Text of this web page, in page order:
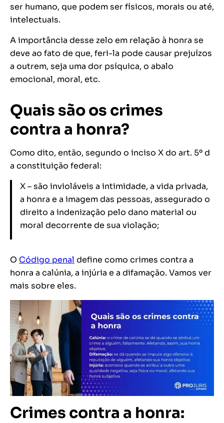
ser humano, que podem ser físicos, morais ou até,
intelectuais.
A importância desse zelo em relação à honra se
deve ao fato de que, feri-la pode causar prejuízos
a outrem, seja uma dor psíquica, o abalo
emocional, moral, etc.
Quais são os crimes
contra a honra?
Como dito, então, segundo o inciso X do art. 5º d
a constituição federal:
X – são invioláveis a intimidade, a vida privada,
a honra e a imagem das pessoas, assegurado o
direito a indenização pelo dano material ou
moral decorrente de sua violação;
O Código penal define como crimes contra a
honra a calúnia, a injúria e a difamação. Vamos ver
mais sobre eles.
Crimes contra a honra: